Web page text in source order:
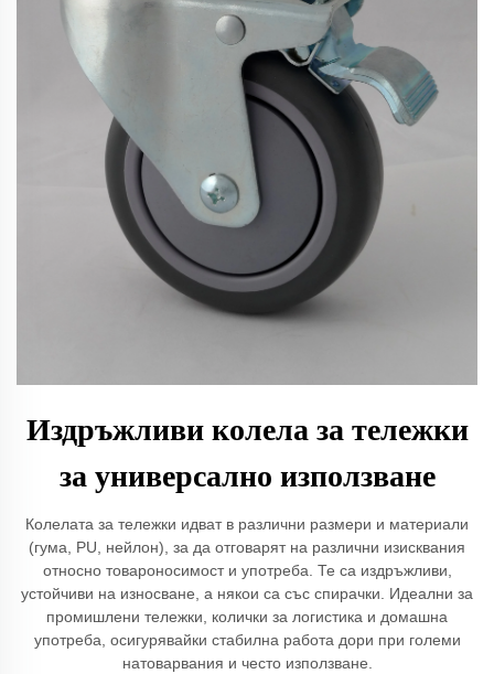
Издръжливи колела за тележки
за универсално използване
Колелата за тележки идват в различни размери и материали
(гума, PU, нейлон), за да отговарят на различни изисквания
относно товароносимост и употреба. Те са издръжливи,
устойчиви на износване, а някои са със спирачки. Идеални за
промишлени тележки, колички за логистика и домашна
употреба, осигурявайки стабилна работа дори при големи
натоварвания и често използване.